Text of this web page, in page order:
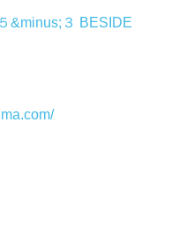
&minus;３ BESIDE